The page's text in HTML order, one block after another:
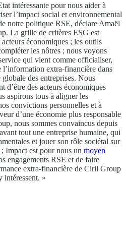
intéressante pour nous aider à
l’impact social et environnemental
notre politique RSE, déclare Amaël
La grille de critères ESG est
économiques ; les outils
les nôtres ; nous voyons
qui vient comme officialiser,
extra-financière dans
des entreprises. Nous
d’être des acteurs économiques
aspirons tous à aligner les
convictions personnelles et à
d’une économie plus responsable
nous sommes convaincus depuis
tout une entreprise humaine, qui
et jouer son rôle sociétal sur
Impact est pour nous un moyen
engagements RSE et de faire
extra-financière de Ciril Group
intéressent. »